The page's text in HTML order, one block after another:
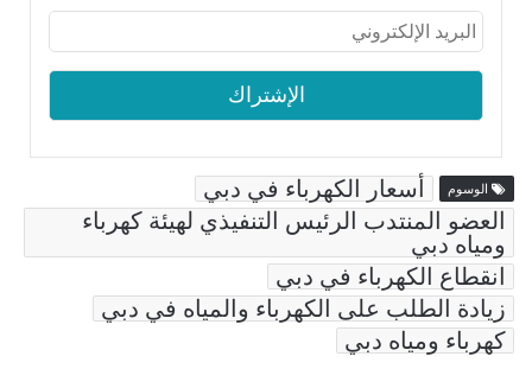
الوسوم
أسعار الكهرباء في دبي
العضو المنتدب الرئيس التنفيذي لهيئة كهرباء
ومياه دبي
انقطاع الكهرباء في دبي
زيادة الطلب على الكهرباء والمياه في دبي
كهرباء ومياه دبي